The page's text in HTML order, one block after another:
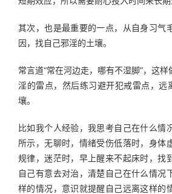
其次，也是最重要的一点，从自身习气
因，找自己邪淫的土壤。
常言道“常在河边走，哪有不湿脚”，这
淫的雷点，然后练习避开犯戒雷点，远
壤。
比如我个人经验，我思考自己在什么情
所示，无聊时，情绪受伤低落时，身体
规律，迷茫时，早上醒来不起床时，找
自己有意去对治，清楚自己在什么情况
样的情况，意识就提醒自己远离这样的